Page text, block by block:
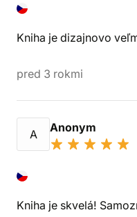
Kniha je dizajnovo
pred 3 rokmi
A Anonym
Kniha je skvelá!